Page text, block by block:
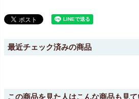
最近チェック済みの商品
この商品を見た人はこんな商品も見